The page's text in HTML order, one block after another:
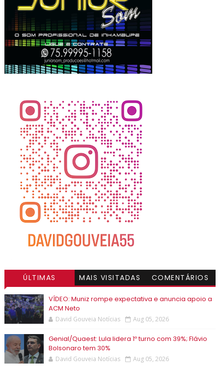
ÚLTIMAS MAIS VISITADAS COMENTÁRIOS
VÍDEO: Muniz rompe expectativa e anuncia apoio a
ACM Neto
David Gouveia Notícias Aug 05, 2026
Genial/Quaest: Lula lidera 1º turno com 39%; Flávio
Bolsonaro tem 30%
David Gouveia Notícias Aug 05, 2026